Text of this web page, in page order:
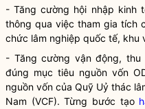
- Tăng cường hội nhập kinh
thông qua việc tham gia tích
chức lâm nghiệp quốc tế, khu
- Tăng cường vận động,
đúng mục tiêu nguồn vốn
nguồn vốn của Quỹ Uỷ thác
Nam (VCF). Từng bước tạo